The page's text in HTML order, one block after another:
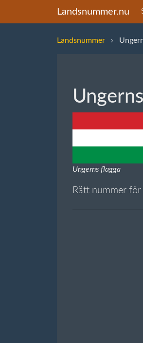
Landsnummer.nu
Landsnummer
Ungerns flagga
Rätt nummer